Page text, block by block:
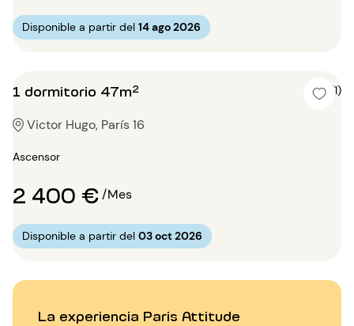
La experiencia Paris Attitude
Disponible a partir del 14 ago 2026
1 dormitorio 47m² 4 (1)
Victor Hugo, París 16
Ascensor
2 400 €/Mes
Disponible a partir del 03 oct 2026